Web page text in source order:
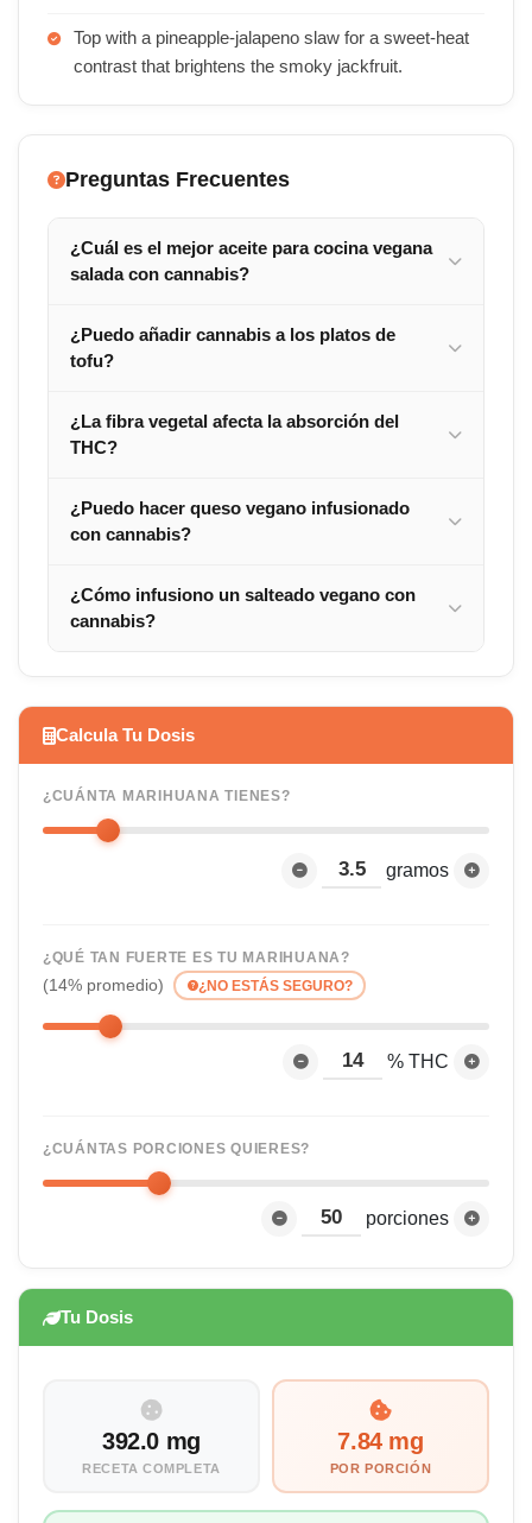
Top with a pineapple-jalapeno slaw for a sweet-heat
contrast that brightens the smoky jackfruit.
Preguntas Frecuentes
¿Cuál es el mejor aceite para cocina vegana
salada con cannabis?
¿Puedo añadir cannabis a los platos de
tofu?
¿La fibra vegetal afecta la absorción del
THC?
¿Puedo hacer queso vegano infusionado
con cannabis?
¿Cómo infusiono un salteado vegano con
cannabis?
Calcula Tu Dosis
¿CUÁNTA MARIHUANA TIENES?
gramos
¿QUÉ TAN FUERTE ES TU MARIHUANA?
(14% promedio) ¿NO ESTÁS SEGURO?
% THC
¿CUÁNTAS PORCIONES QUIERES?
porciones
Tu Dosis
392.0 mg
RECETA COMPLETA
7.84 mg
POR PORCIÓN